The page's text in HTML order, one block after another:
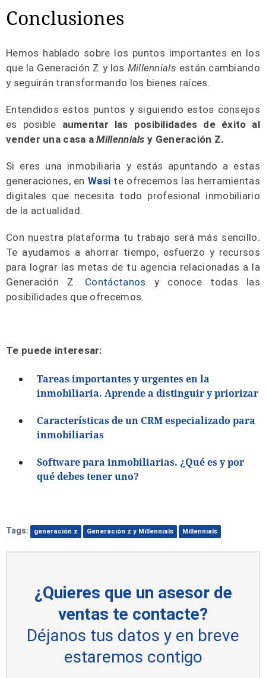
Conclusiones
Hemos hablado sobre los puntos importantes en los
que la Generación Z y los Millennials están cambiando
y seguirán transformando los bienes raíces.
Entendidos estos puntos y siguiendo estos consejos
es posible aumentar las posibilidades de éxito al
vender una casa aMillennials y Generación Z.
Si eres una inmobiliaria y estás apuntando a estas
generaciones, en Wasi te ofrecemos las herramientas
digitales que necesita todo profesional inmobiliario
de la actualidad.
Con nuestra plataforma tu trabajo será más sencillo.
Te ayudamos a ahorrar tiempo, esfuerzo y recursos
para lograr las metas de tu agencia relacionadas a la
Generación Z. Contáctanos y conoce todas las
posibilidades que ofrecemos.
Te puede interesar:
Tareas importantes y urgentes en la
inmobiliaria. Aprende a distinguir y priorizar
Características de un CRM especializado para
inmobiliarias
Software para inmobiliarias. ¿Qué es y por
qué debes tener uno?
Tags: generación z Generación z y Millennials Millennials
¿Quieres que un asesor de
ventas te contacte?
Déjanos tus datos y en breve
estaremos contigo